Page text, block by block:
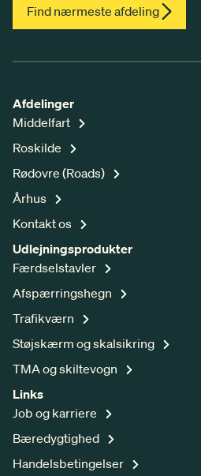
Find nærmeste afdeling
Afdelinger
Middelfart
Roskilde
Rødovre (Roads)
Århus
Kontakt os
Udlejningsprodukter
Færdselstavler
Afspærringshegn
Trafikværn
Støjskærm og skalsikring
TMA og skiltevogn
Links
Job og karriere
Bæredygtighed
Handelsbetingelser